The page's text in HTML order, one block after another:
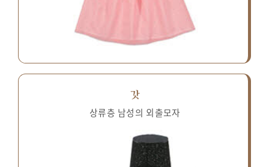
갓
상류층 남성의 외출모자